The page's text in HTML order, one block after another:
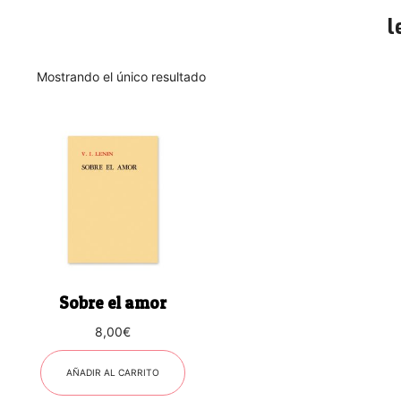
Mostrando el único resultado
Sobre el amor
8,00€
AÑADIR AL CARRITO